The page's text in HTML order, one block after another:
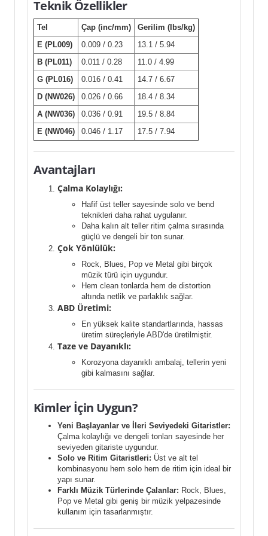
Teknik Özellikler
Tel Çap (inc/mm)
Gerilim (Ibs/kg)
E (PL009)
0.009 / 0.23
13.1 / 5.94
B (PL011)
0.011 / 0.28
11.0 / 4.99
G (PL016)
0.016 / 0.41
14.7 / 6.67
D (NW026)
0.026 / 0.66
18.4 / 8.34
A (NW036)
0.036 / 0.91
19.5 / 8.84
E (NW046)
0.046 / 1.17 17.5 / 7.94
Avantajları
Çalma Kolaylığı:
Hafif üst teller sayesinde solo ve bend
teknikleri daha rahat uygulanır.
Daha kalın alt teller ritim çalma sırasında
güçlü ve dengeli bir ton sunar.
Çok Yönlülük:
Rock, Blues, Pop ve Metal gibi birçok
müzik türü için uygundur.
Hem clean tonlarda hem de distortion
altında netlik ve parlaklık sağlar.
ABD Üretimi:
En yüksek kalite standartlarında, hassas
üretim süreçleriyle ABD'de üretilmiştir.
Taze ve Dayanıklı:
Korozyona dayanıklı ambalaj, tellerin yeni
gibi kalmasını sağlar.
Kimler İçin Uygun?
Yeni Başlayanlar ve İleri Seviyedeki Gitaristler:
Çalma kolaylığı ve dengeli tonları sayesinde her
seviyeden gitariste uygundur.
Solo ve Ritim Gitaristleri: Üst ve alt tel
kombinasyonu hem solo hem de ritim için ideal bir
yapı sunar.
Farklı Müzik Türlerinde Çalanlar: Rock, Blues,
Pop ve Metal gibi geniş bir müzik yelpazesinde
kullanım için tasarlanmıştır.